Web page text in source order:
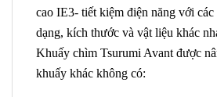
cao IE3- tiết kiệm điện năng với các
dạng, kích thước và vật liệu khác
Khuấy chìm Tsurumi Avant được
khuấy khác không có: